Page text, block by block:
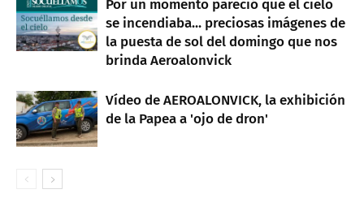
Por un momento pareció que el cielo
se incendiaba... preciosas imágenes de
la puesta de sol del domingo que nos
brinda Aeroalonvick
Vídeo de AEROALONVICK, la exhibición
de la Papea a 'ojo de dron'